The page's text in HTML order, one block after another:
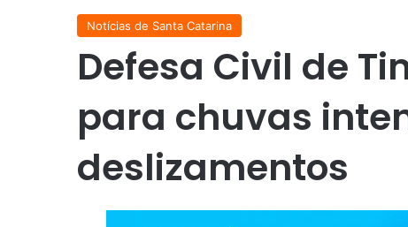
Notícias de Santa Catarina
Defesa Civil de
para chuvas
deslizamentos